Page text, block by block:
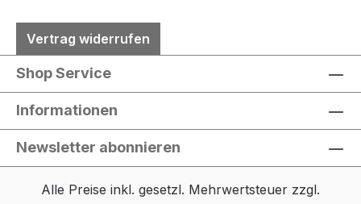
Vertrag widerrufen
Shop Service
Informationen
Newsletter abonnieren
Alle Preise inkl. gesetzl. Mehrwertsteuer zzgl.